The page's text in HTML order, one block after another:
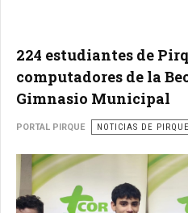
224 estudiantes de
computadores de la
Gimnasio Municipal
PORTAL PIRQUE NOTICIAS DE PIRQUE